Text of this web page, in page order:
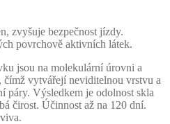
zvyšuje bezpečnost jízdy.
povrchově aktivních látek.
jsou na molekulární úrovni a
čímž vytvářejí neviditelnou vrstvu a
páry. Výsledkem je odolnost skla
čirost. Účinnost až na 120 dní.